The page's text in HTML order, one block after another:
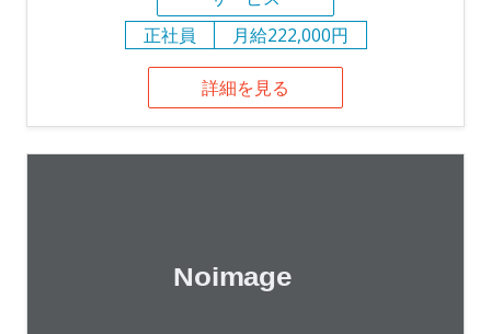
正社員
月給222,000円
詳細を見る